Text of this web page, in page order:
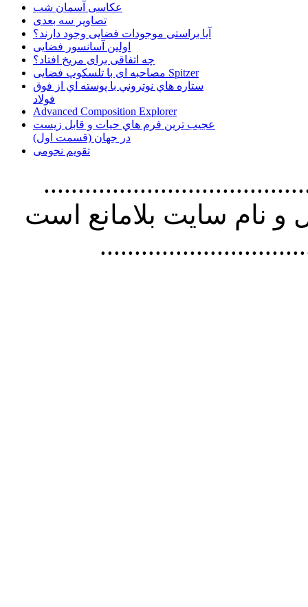
عکاسی آسمان شب
تصاویر سه بعدی
آیا براستی موجودات فضایی وجود دارند؟
اولین آسانسور فضایی
چه اتفاقی برای مریخ افتاد؟
مصاحبه ای با تلسکوپ فضایی Spitzer
ستاره هاي نوتروني با پوسته اي از فوق
فولاد
Advanced Composition Explorer
عجیب ترین فرم هاي حيات و قابل زيست
در جهان (قسمت اول)
تقویم نجومی
استفاده از
نام سايت بلامانع است